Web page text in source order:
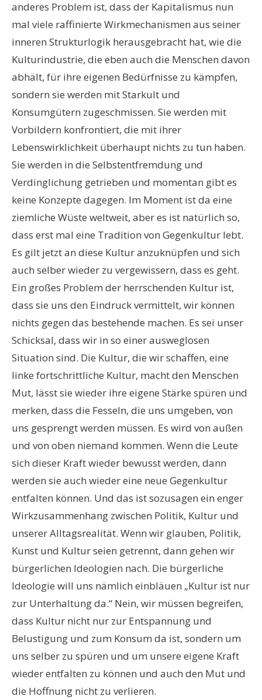
anderes Problem ist, dass der Kapitalismus nun
mal viele raffinierte Wirkmechanismen aus seiner
inneren Strukturlogik herausgebracht hat, wie die
Kulturindustrie, die eben auch die Menschen davon
abhält, für ihre eigenen Bedürfnisse zu kämpfen,
sondern sie werden mit Starkult und
Konsumgütern zugeschmissen. Sie werden mit
Vorbildern konfrontiert, die mit ihrer
Lebenswirklichkeit überhaupt nichts zu tun haben.
Sie werden in die Selbstentfremdung und
Verdinglichung getrieben und momentan gibt es
keine Konzepte dagegen. Im Moment ist da eine
ziemliche Wüste weltweit, aber es ist natürlich so,
dass erst mal eine Tradition von Gegenkultur lebt.
Es gilt jetzt an diese Kultur anzuknüpfen und sich
auch selber wieder zu vergewissern, dass es geht.
Ein großes Problem der herrschenden Kultur ist,
dass sie uns den Eindruck vermittelt, wir können
nichts gegen das bestehende machen. Es sei unser
Schicksal, dass wir in so einer ausweglosen
Situation sind. Die Kultur, die wir schaffen, eine
linke fortschrittliche Kultur, macht den Menschen
Mut, lässt sie wieder ihre eigene Stärke spüren und
merken, dass die Fesseln, die uns umgeben, von
uns gesprengt werden müssen. Es wird von außen
und von oben niemand kommen. Wenn die Leute
sich dieser Kraft wieder bewusst werden, dann
werden sie auch wieder eine neue Gegenkultur
entfalten können. Und das ist sozusagen ein enger
Wirkzusammenhang zwischen Politik, Kultur und
unserer Alltagsrealität. Wenn wir glauben, Politik,
Kunst und Kultur seien getrennt, dann gehen wir
bürgerlichen Ideologien nach. Die bürgerliche
Ideologie will uns nämlich einbläuen „Kultur ist nur
zur Unterhaltung da.“ Nein, wir müssen begreifen,
dass Kultur nicht nur zur Entspannung und
Belustigung und zum Konsum da ist, sondern um
uns selber zu spüren und um unsere eigene Kraft
wieder entfalten zu können und auch den Mut und
die Hoffnung nicht zu verlieren.